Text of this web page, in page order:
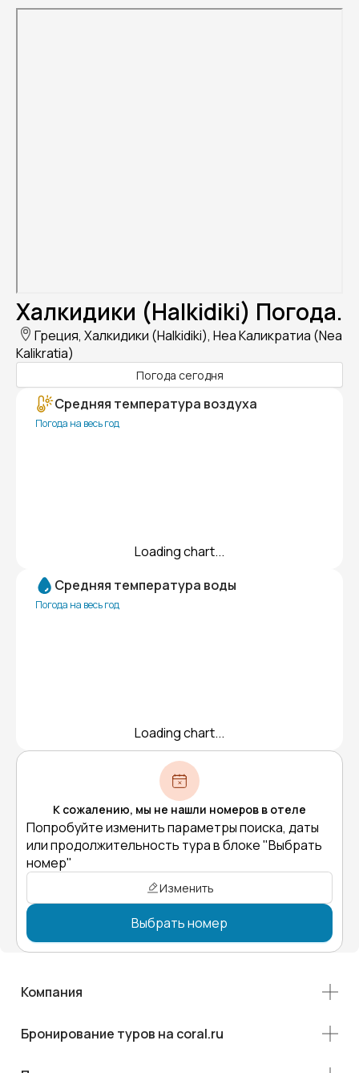
Халкидики (Halkidiki) Погода.
Греция, Халкидики (Halkidiki), Неа Каликратиа (Nea
Kalikratia)
Погода сегодня
Средняя температура воздуха
Погода на весь год
Loading chart...
Средняя температура воды
Погода на весь год
Loading chart...
К сожалению, мы не нашли номеров в отеле
Попробуйте изменить параметры поиска, даты
или продолжительность тура в блоке "Выбрать
номер"
Изменить
Выбрать номер
Компания
Бронирование туров на coral.ru